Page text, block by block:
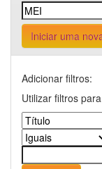
Iniciar uma
Adicionar filtros:
Utilizar filtros